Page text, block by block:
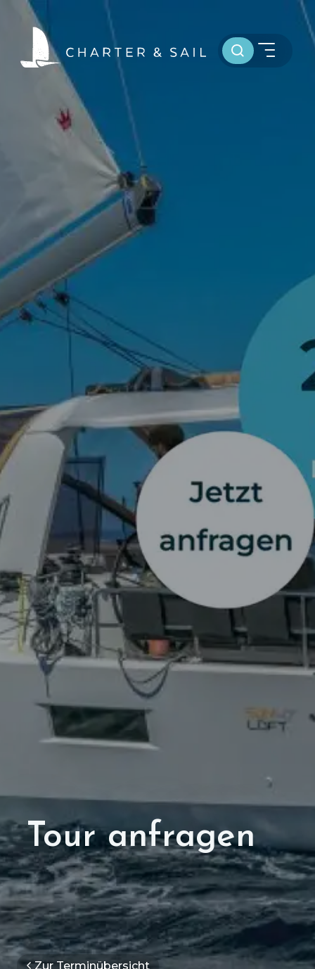
WELTWEIT SEGELN
OSTSEE SEGELTÖRNS
SERVICE
SEGELBLOG
BAREBOOT CHARTER
Toursuche
Tour anfragen
Zur Terminübersicht